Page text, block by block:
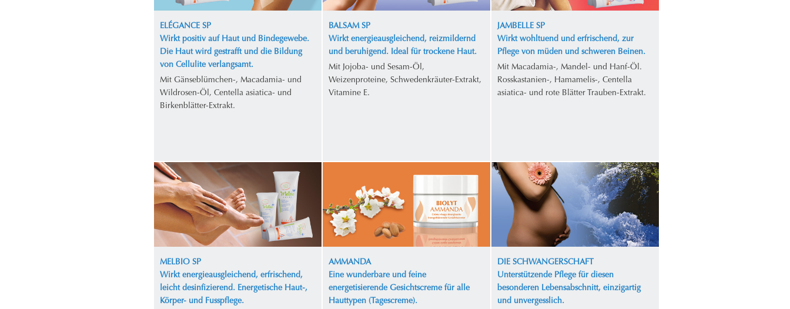
ELÉGANCE SP
Wirkt positiv auf Haut und Bindegewebe.
Die Haut wird gestrafft und die Bildung
von Cellulite verlangsamt.
Mit Gänseblümchen-, Macadamia- und
Wildrosen-Öl, Centella asiatica- und
Birkenblätter-Extrakt.
BALSAM SP
Wirkt energieausgleichend, reizmildernd
und beruhigend. Ideal für trockene Haut.
Mit Jojoba- und Sesam-Öl,
Weizenproteine, Schwedenkräuter-Extrakt,
Vitamine E.
JAMBELLE SP
Wirkt wohltuend und erfrischend, zur
Pflege von müden und schweren Beinen.
Mit Macadamia-, Mandel- und Hanf-Öl.
Rosskastanien-, Hamamelis-, Centella
asiatica- und rote Blätter Trauben-Extrakt.
MELBIO SP
Wirkt energieausgleichend, erfrischend,
leicht desinfizierend. Energetische Haut-,
Körper- und Fusspflege.
AMMANDA
Eine wunderbare und feine
energetisierende Gesichtscreme für alle
Hauttypen (Tagescreme).
DIE SCHWANGERSCHAFT
Unterstützende Pflege für diesen
besonderen Lebensabschnitt, einzigartig
und unvergesslich.